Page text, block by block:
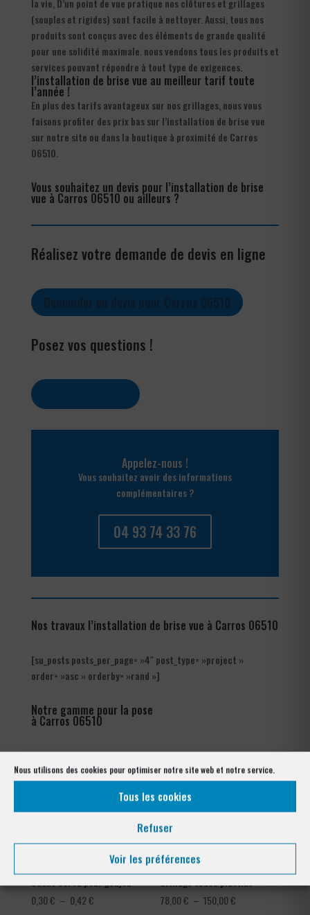
Nous utilisons des cookies pour optimiser notre site web et notre service.
Tous les cookies
Refuser
Voir les préférences
la vie, D’un point de vue pratique nos clôtures et grillages
(souples et rigides) sont facile à nettoyer. Aussi, tous nos
produits sont conçus avec des éléments de grande qualité
pour une solidité maximale. nous vendons tous les produits et
services pouvant répondre à tout type de exigences.
l’installation de brise vue au meilleur tarif toute
l’année !
En plus des tarifs avantageux sur nos grillages, nous vous
faisons profiter des prix bas sur l’installation de brise vue
sur notre site ou dans la boutique à proximité de Carros
06510.
Vous souhaitez un devis pour l’installation de brise
vue à Carros 06510 ou ailleurs ?
Réalisez votre demande de devis en ligne
Posez vos questions !
Appelez-nous !
Vous souhaitez avoir des informations
complémentaires ?
04 93 74 33 76
Nos travaux l’installation de brise vue à Carros 06510
[su_posts posts_per_page= »4″ post_type= »project »
order= »asc » orderby= »rand »]
Notre gamme pour la pose
à Carros 06510
Cache écrou pour goujon
0,30€ – 0,42€Plage
Grillage soudé plastifié
78,00€ – 150,00€